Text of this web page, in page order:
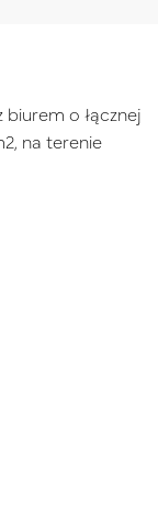
o łącznej
na terenie